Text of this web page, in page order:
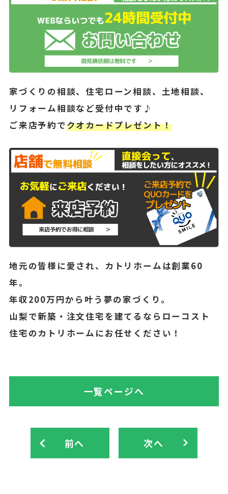
家づくりの相談、住宅ローン相談、土地相談、
リフォーム相談など受付中です♪
ご来店予約でクオカードプレゼント！
地元の皆様に愛され、カトリホームは創業60
年。
年収200万円から叶う夢の家づくり。
山梨で新築・注文住宅を建てるならローコスト
住宅のカトリホームにお任せください！
前へ
一覧ページへ
次へ